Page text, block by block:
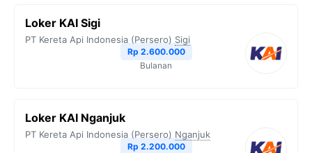
Loker KAI Sigi
PT Kereta Api Indonesia (Persero) Sigi
Rp 2.600.000
Bulanan
Loker KAI Nganjuk
PT Kereta Api Indonesia (Persero) Nganjuk
Rp 2.200.000